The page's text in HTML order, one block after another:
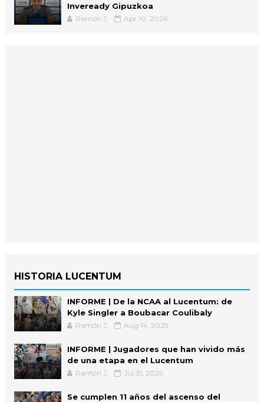
Inveready Gipuzkoa
Ramón J. Apr 10, 2026
HISTORIA LUCENTUM
INFORME | De la NCAA al Lucentum: de
Kyle Singler a Boubacar Coulibaly
Ramón J. Aug 14, 2025
INFORME | Jugadores que han vivido más
de una etapa en el Lucentum
Ramón J. Jul 31, 2025
Se cumplen 11 años del ascenso del